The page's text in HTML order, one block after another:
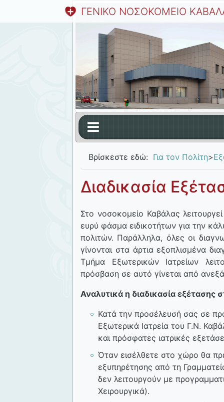
ΓΕΝΙΚΟ ΝΟΣΟΚΟΜΕΙΟ
Βρίσκεστε εδώ: Για τον Πολίτη>
Διαδικασία
Στο νοσοκομείο Καβάλας
ευρύ φάσμα ειδικοτήτων για την
πολιτών. Παράλληλα, όλες οι
γίνονται στα άρτια εξοπλισμένα
Τμήμα Εξωτερικών Ιατρείων
πρόσβαση σε αυτό γίνεται από
Αναλυτικά η διαδικασία εξέτασης
Κατά την προσέλευσή σας σε
Εξωτερικά Ιατρεία του Γ.Ν.
και πρόσφατες ιατρικές
Όταν εισέλθετε στο χώρο θα
εξυπηρέτησης από τη
δεν λειτουργούν με
Χειρουργικά).